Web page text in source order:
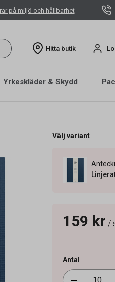
på miljö och hållbarhet
Hitta butik
Yrkeskläder & Skydd
Välj variant
159 kr /
Antal